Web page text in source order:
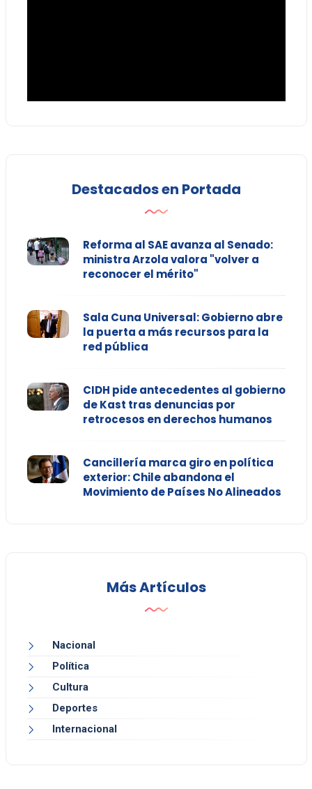
Destacados en Portada
Reforma al SAE avanza al Senado:
ministra Arzola valora "volver a
reconocer el mérito"
Sala Cuna Universal: Gobierno abre
la puerta a más recursos para la
red pública
CIDH pide antecedentes al gobierno
de Kast tras denuncias por
retrocesos en derechos humanos
Cancillería marca giro en política
exterior: Chile abandona el
Movimiento de Países No Alineados
Más Artículos
Nacional
Política
Cultura
Deportes
Internacional